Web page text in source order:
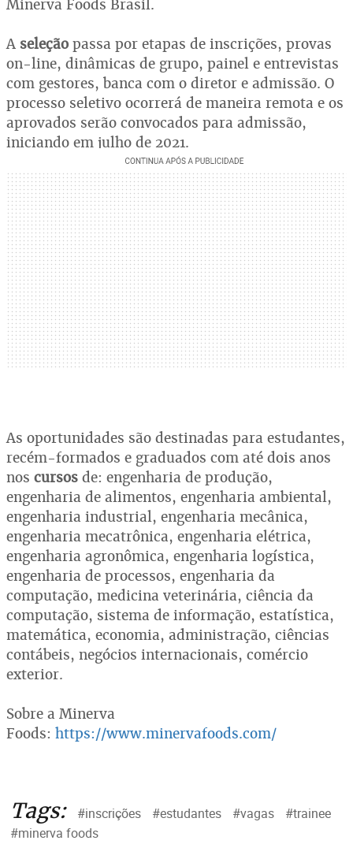
Minerva Foods Brasil.
A seleção passa por etapas de inscrições, provas
on-line, dinâmicas de grupo, painel e entrevistas
com gestores, banca com o diretor e admissão. O
processo seletivo ocorrerá de maneira remota e os
aprovados serão convocados para admissão,
iniciando em julho de 2021.
As oportunidades são destinadas para estudantes,
recém-formados e graduados com até dois anos
nos cursos de: engenharia de produção,
engenharia de alimentos, engenharia ambiental,
engenharia industrial, engenharia mecânica,
engenharia mecatrônica, engenharia elétrica,
engenharia agronômica, engenharia logística,
engenharia de processos, engenharia da
computação, medicina veterinária, ciência da
computação, sistema de informação, estatística,
matemática, economia, administração, ciências
contábeis, negócios internacionais, comércio
exterior.
Sobre a Minerva
Foods: https://www.minervafoods.com/
Tags: #inscrições #estudantes #vagas
#trainee
#minerva foods